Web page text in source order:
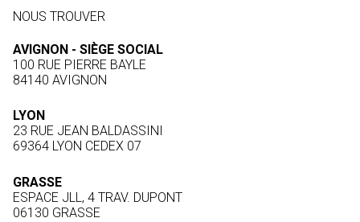
NOUS TROUVER
AVIGNON - SIÈGE SOCIAL
100 RUE PIERRE BAYLE
84140 AVIGNON
LYON
23 RUE JEAN BALDASSINI
69364 LYON CEDEX 07
GRASSE
ESPACE JLL, 4 TRAV. DUPONT
06130 GRASSE